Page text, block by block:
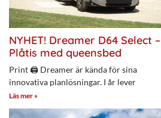
NYHET! Dreamer D64 Select –
Plåtis med queensbed
Print 🖨 Dreamer är kända för sina
innovativa planlösningar. I år lever
Läs mer »